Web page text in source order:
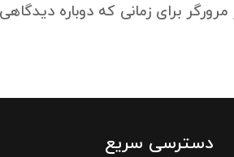
برای زمانی که دوباره
دسترسی سریع